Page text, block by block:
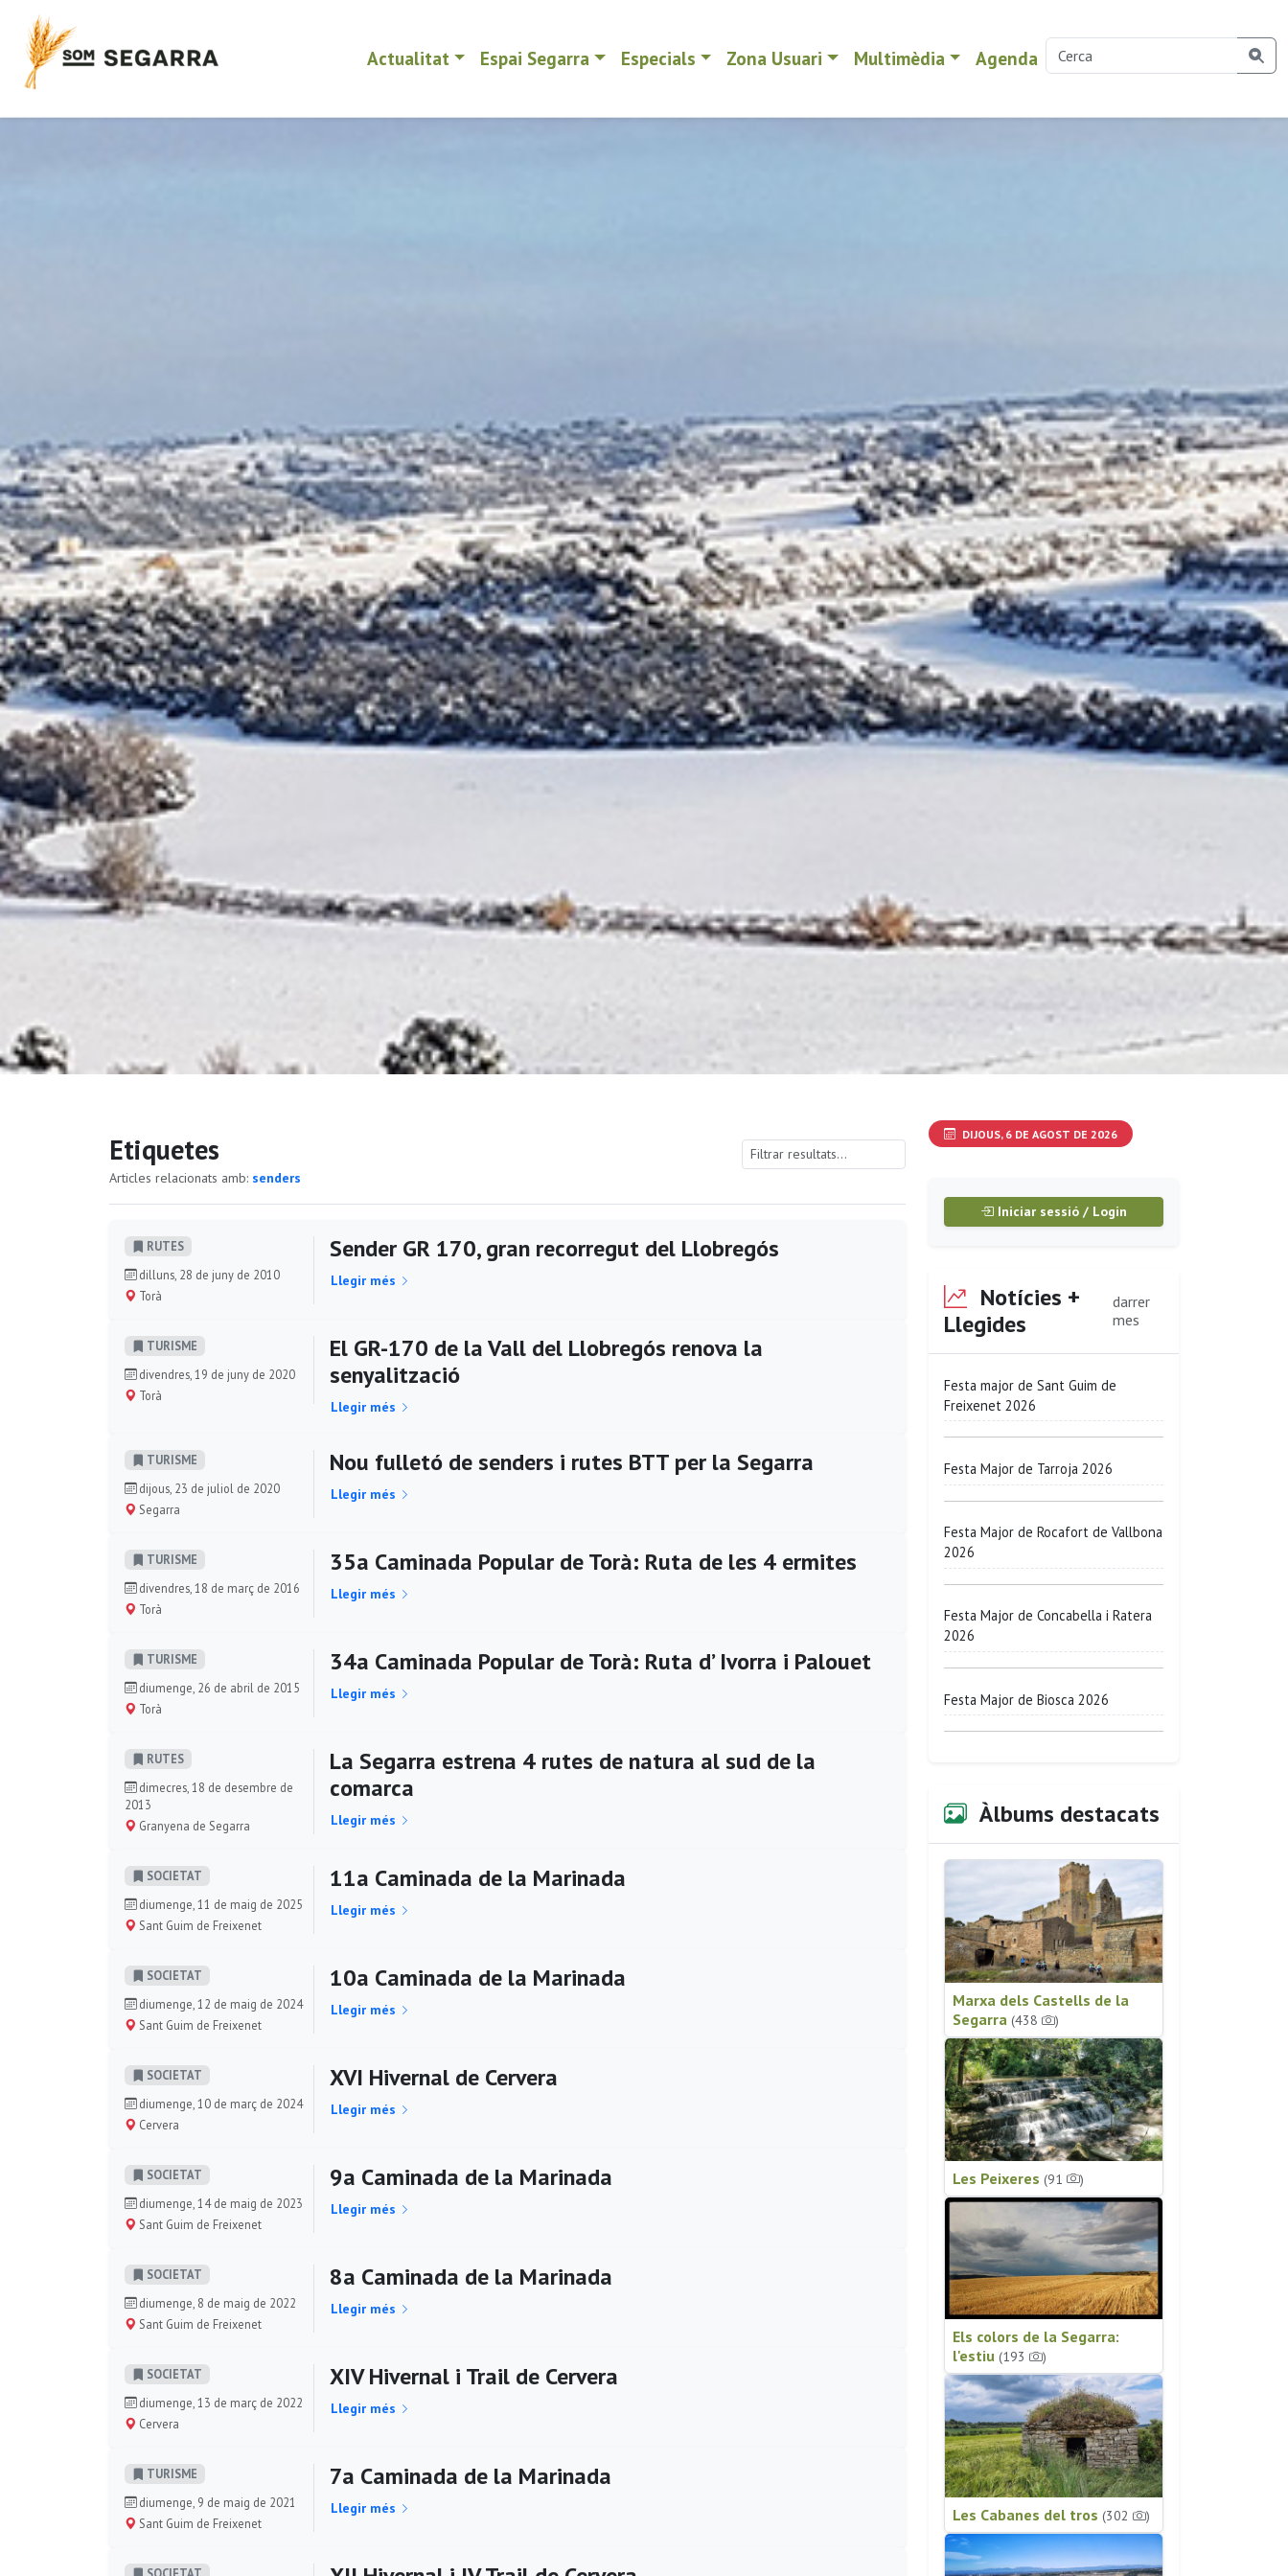
Actualitat Espai Segarra Especials Zona Usuari Multimèdia Agenda
Etiquetes
Articles relacionats amb: senders
RUTES
dilluns, 28 de juny de 2010
Torà
Sender GR 170, gran recorregut del Llobregós
Llegir més
TURISME
divendres, 19 de juny de 2020
Torà
El GR-170 de la Vall del Llobregós renova la
senyalització
Llegir més
TURISME
dijous, 23 de juliol de 2020
Segarra
Nou fulletó de senders i rutes BTT per la Segarra
Llegir més
TURISME
divendres, 18 de març de 2016
Torà
35a Caminada Popular de Torà: Ruta de les 4 ermites
Llegir més
TURISME
diumenge, 26 de abril de 2015
Torà
34a Caminada Popular de Torà: Ruta d’ Ivorra i Palouet
Llegir més
RUTES
dimecres, 18 de desembre de
2013
Granyena de Segarra
La Segarra estrena 4 rutes de natura al sud de la
comarca
Llegir més
SOCIETAT
diumenge, 11 de maig de 2025
Sant Guim de Freixenet
11a Caminada de la Marinada
Llegir més
SOCIETAT
diumenge, 12 de maig de 2024
Sant Guim de Freixenet
10a Caminada de la Marinada
Llegir més
SOCIETAT
diumenge, 10 de març de 2024
Cervera
XVI Hivernal de Cervera
Llegir més
SOCIETAT
diumenge, 14 de maig de 2023
Sant Guim de Freixenet
9a Caminada de la Marinada
Llegir més
SOCIETAT
diumenge, 8 de maig de 2022
Sant Guim de Freixenet
8a Caminada de la Marinada
Llegir més
SOCIETAT
diumenge, 13 de març de 2022
Cervera
XIV Hivernal i Trail de Cervera
Llegir més
TURISME
diumenge, 9 de maig de 2021
Sant Guim de Freixenet
7a Caminada de la Marinada
Llegir més
DIJOUS, 6 DE AGOST DE 2026
Iniciar sessió / Login
Notícies +
Llegides
darrer
mes
Festa major de Sant Guim de
Freixenet 2026
Festa Major de Tarroja 2026
Festa Major de Rocafort de Vallbona
2026
Festa Major de Concabella i Ratera
2026
Festa Major de Biosca 2026
Àlbums destacats
Marxa dels Castells de la
Segarra (438 )
Les Peixeres (91 )
Els colors de la Segarra:
l'estiu (193 )
Les Cabanes del tros (302 )